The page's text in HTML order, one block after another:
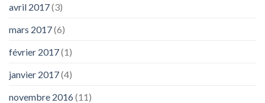
avril 2017(3)
mars 2017(6)
février 2017(1)
janvier 2017(4)
novembre 2016(11)